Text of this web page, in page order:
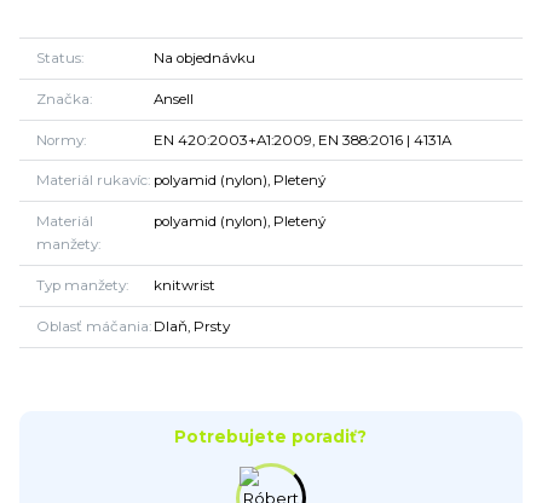
Status Na objednávku
Značka Ansell
Normy EN 420:2003+A1:2009, EN 388:2016 | 4131A
Materiál rukavíc polyamid (nylon), Pletený
Materiál
manžety
polyamid (nylon), Pletený
Typ manžety knitwrist
Oblasť máčania Dlaň, Prsty
Potrebujete poradiť?